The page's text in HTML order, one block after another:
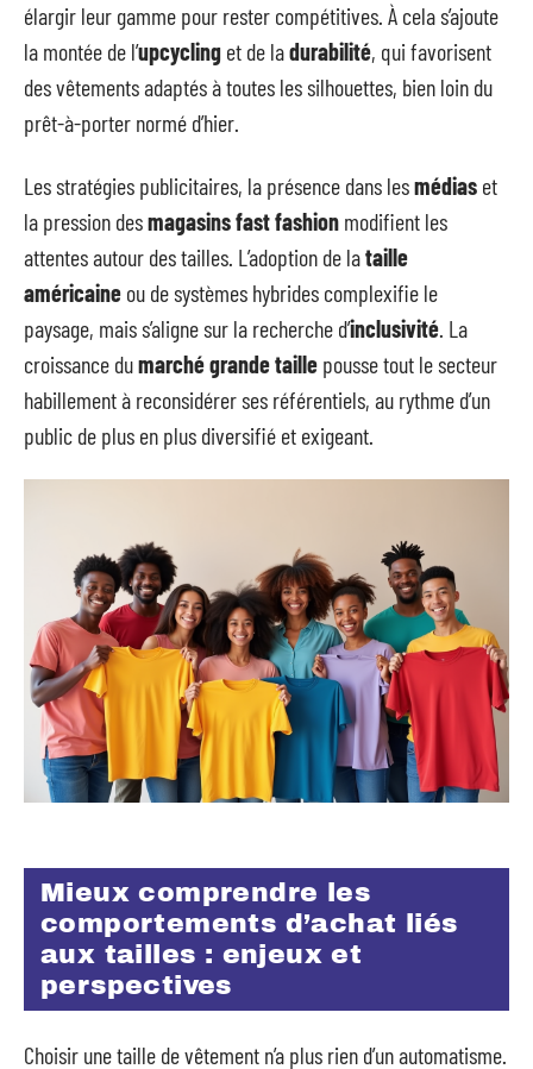
élargir leur gamme pour rester compétitives. À cela s’ajoute
la montée de l’upcycling et de ladurabilité, qui favorisent
des vêtements adaptés à toutes les silhouettes, bien loin du
prêt-à-porter normé d’hier.
Les stratégies publicitaires, la présence dans lesmédias et
la pression desmagasins fast fashion modifient les
attentes autour des tailles. L’adoption de lataille
américaine ou de systèmes hybrides complexifie le
paysage, mais s’aligne sur la recherche d’inclusivité . La
croissance dumarché grande taille pousse tout le secteur
habillement à reconsidérer ses référentiels, au rythme d’un
public de plus en plus diversifié et exigeant.
Mieux comprendre les
comportements d’achat liés
aux tailles : enjeux et
perspectives
Choisir une taille de vêtement n’a plus rien d’un automatisme.